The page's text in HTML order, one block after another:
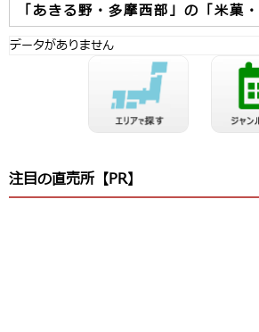
「あきる野・多摩西部」の「米菓
データがありません
注目の直売所【PR】